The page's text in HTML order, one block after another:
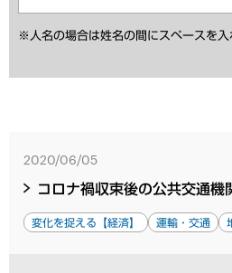
※人名の場合は姓名の間にスペースを入
2020/06/05
コロナ禍収束後の公共交通機
変化を捉える【経済】 運輸・交通